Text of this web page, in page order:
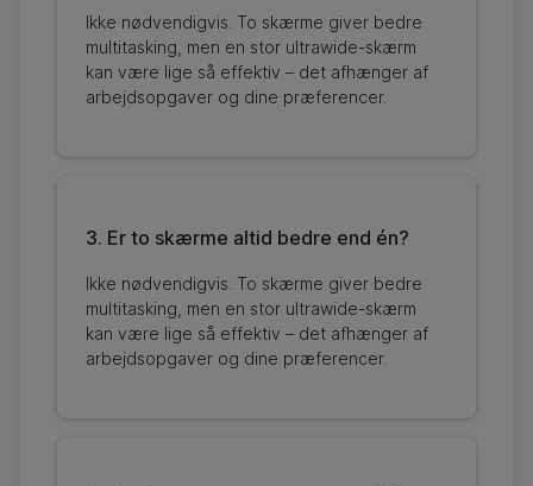
Ikke nødvendigvis. To skærme giver bedre
multitasking, men en stor ultrawide-skærm
kan være lige så effektiv – det afhænger af
arbejdsopgaver og dine præferencer.
3. Er to skærme altid bedre end én?
Ikke nødvendigvis. To skærme giver bedre
multitasking, men en stor ultrawide-skærm
kan være lige så effektiv – det afhænger af
arbejdsopgaver og dine præferencer.